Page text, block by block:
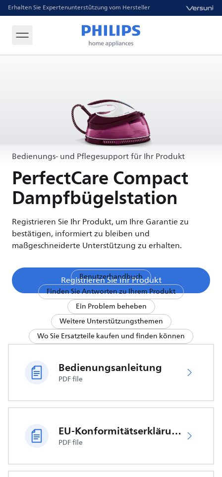
Erhalten Sie Expertenunterstützung vom Hersteller
Bedienungs- und Pflegesupport für Ihr Produkt
PerfectCare Compact
Dampfbügelstation
Registrieren Sie Ihr Produkt, um Ihre Garantie zu
bestätigen, informiert zu bleiben und
maßgeschneiderte Unterstützung zu erhalten.
Registrieren Sie Ihr Produkt
Benutzerhandbuch
Finden Sie Antworten zu Ihrem Produkt
Ein Problem beheben
Weitere Unterstützungsthemen
Wo Sie Ersatzteile kaufen und finden können
Bedienungsanleitung
PDF file
EU-Konformitätserklärung
PDF file